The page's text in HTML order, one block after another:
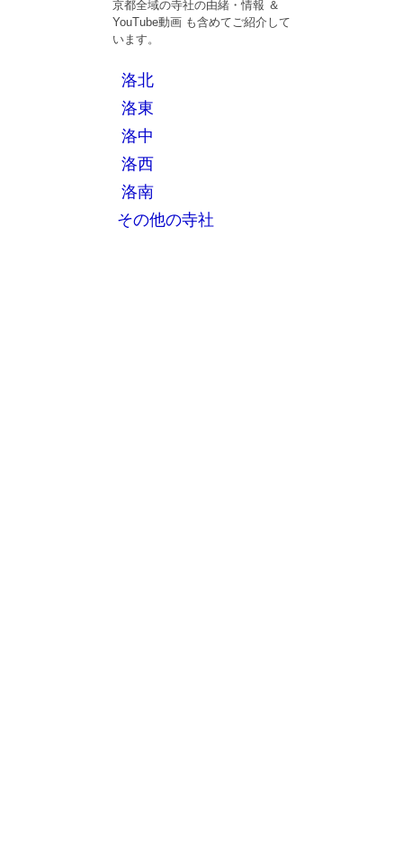
京都全域の寺社の由緒・情報 ＆
YouTube動画 も含めてご紹介して
います。
洛北
洛東
洛中
洛西
洛南
その他の寺社